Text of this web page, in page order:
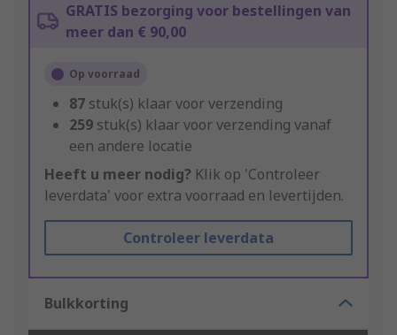
GRATIS bezorging voor bestellingen van
meer dan € 90,00
Op voorraad
87 stuk(s) klaar voor verzending
259 stuk(s) klaar voor verzending vanaf
een andere locatie
Heeft u meer nodig? Klik op 'Controleer
leverdata' voor extra voorraad en levertijden.
Controleer leverdata
Bulkkorting